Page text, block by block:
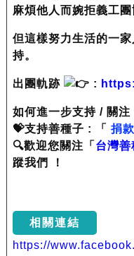
麻煩他人而婉拒義工團
但這樣努力生活的一
持。
出團軌跡 :
如何進一步支持 / 關注
💝支持善種子 : 「捐
🔍歡迎您關注「 台灣善
蹤我們 ！
相關連結
https://